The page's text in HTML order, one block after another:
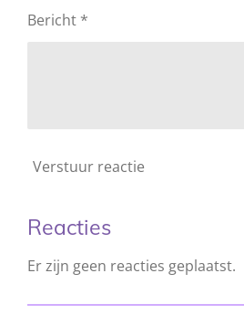
Bericht *
Verstuur reactie
Reacties
Er zijn geen reacties geplaatst.